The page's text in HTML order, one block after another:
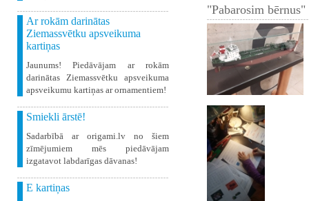
Ar rokām darinātas
Ziemassvētku apsveikuma
kartiņas
Jaunums! Piedāvājam ar rokām
darinātas Ziemassvētku apsveikuma
apsveikumu kartiņas ar ornamentiem!
Smiekli ārstē!
Sadarbībā ar origami.lv no šiem
zīmējumiem mēs piedāvājam
izgatavot labdarīgas dāvanas!
E kartiņas
"Pabarosim